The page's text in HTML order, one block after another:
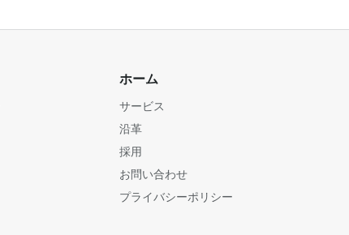
ホーム
サービス
沿革
採用
お問い合わせ
プライバシーポリシー